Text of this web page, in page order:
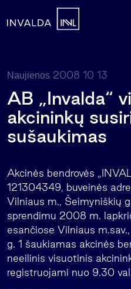
Naujienos 2008 10 13
AB „Invalda“
akcininkų
sušaukimas
Akcinės bendrovės
121304349, buveinės
Vilniaus m., Šeimyniškių
sprendimu 2008 m.
esančiose Vilniaus
g. 1 šaukiamas akcinės
neeilinis visuotinis
registruojami nuo 9.30